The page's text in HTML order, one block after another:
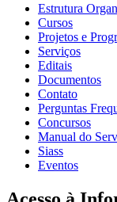
Estrutura
Cursos
Projetos e
Serviços
Editais
Documentos
Contato
Perguntas
Concursos
Manual do
Siass
Eventos